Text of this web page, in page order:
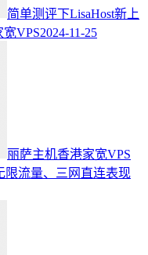
简单测评下LisaHost新上
VPS2024-11-25
丽萨主机香港家宽VPS
限流量、三网直连表现